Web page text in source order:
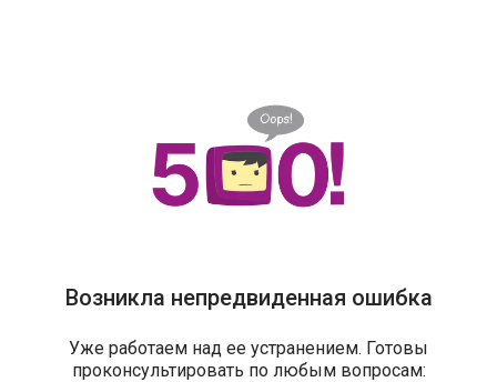
Возникла непредвиденная ошибка
Уже работаем над ее устранением. Готовы
проконсультировать по любым вопросам: